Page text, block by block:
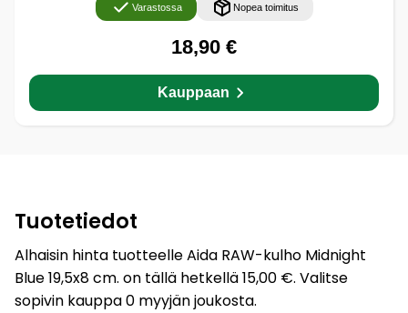
Varastossa Nopea toimitus
18,90 €
Kauppaan
Tuotetiedot
Alhaisin hinta tuotteelle Aida RAW-kulho Midnight
Blue 19,5x8 cm. on tällä hetkellä 15,00 €. Valitse
sopivin kauppa 0 myyjän joukosta.